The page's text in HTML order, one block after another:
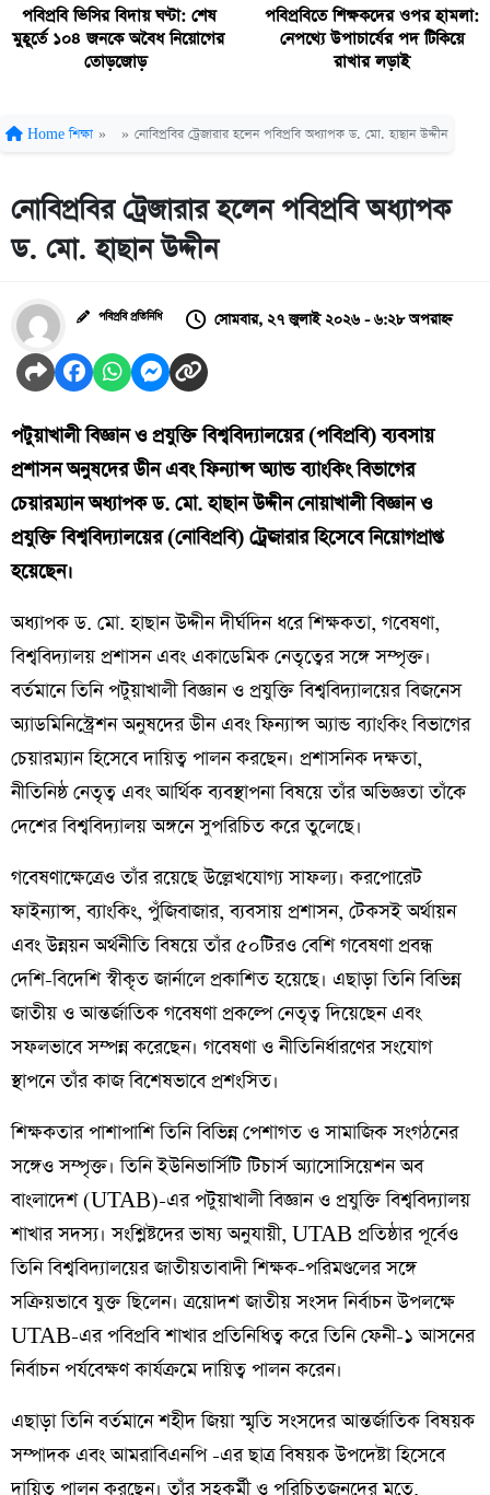
পবিপ্রবি ভিসির বিদায় ঘণ্টা: শেষ
মুহূর্তে ১০৪ জনকে অবৈধ নিয়োগের
তোড়জোড়
পবিপ্রবিতে শিক্ষকদের ওপর হামলা:
নেপথ্যে উপাচার্যের পদ টিকিয়ে
রাখার লড়াই
Home শিক্ষা » » নোবিপ্রবির ট্রেজারার হলেন পবিপ্রবি অধ্যাপক ড. মো. হাছান উদ্দীন
নোবিপ্রবির ট্রেজারার হলেন পবিপ্রবি অধ্যাপক
ড. মো. হাছান উদ্দীন
পবিপ্রবি প্রতিনিধি সোমবার, ২৭ জুলাই ২০২৬ - ৬:২৮ অপরাহ্ন
পটুয়াখালী বিজ্ঞান ও প্রযুক্তি বিশ্ববিদ্যালয়ের (পবিপ্রবি) ব্যবসায়
প্রশাসন অনুষদের ডীন এবং ফিন্যান্স অ্যান্ড ব্যাংকিং বিভাগের
চেয়ারম্যান অধ্যাপক ড. মো. হাছান উদ্দীন নোয়াখালী বিজ্ঞান ও
প্রযুক্তি বিশ্ববিদ্যালয়ের (নোবিপ্রবি) ট্রেজারার হিসেবে নিয়োগপ্রাপ্ত
হয়েছেন।
অধ্যাপক ড. মো. হাছান উদ্দীন দীর্ঘদিন ধরে শিক্ষকতা, গবেষণা,
বিশ্ববিদ্যালয় প্রশাসন এবং একাডেমিক নেতৃত্বের সঙ্গে সম্পৃক্ত।
বর্তমানে তিনি পটুয়াখালী বিজ্ঞান ও প্রযুক্তি বিশ্ববিদ্যালয়ের বিজনেস
অ্যাডমিনিস্ট্রেশন অনুষদের ডীন এবং ফিন্যান্স অ্যান্ড ব্যাংকিং বিভাগের
চেয়ারম্যান হিসেবে দায়িত্ব পালন করছেন। প্রশাসনিক দক্ষতা,
নীতিনিষ্ঠ নেতৃত্ব এবং আর্থিক ব্যবস্থাপনা বিষয়ে তাঁর অভিজ্ঞতা তাঁকে
দেশের বিশ্ববিদ্যালয় অঙ্গনে সুপরিচিত করে তুলেছে।
গবেষণাক্ষেত্রেও তাঁর রয়েছে উল্লেখযোগ্য সাফল্য। করপোরেট
ফাইন্যান্স, ব্যাংকিং, পুঁজিবাজার, ব্যবসায় প্রশাসন, টেকসই অর্থায়ন
এবং উন্নয়ন অর্থনীতি বিষয়ে তাঁর ৫০টিরও বেশি গবেষণা প্রবন্ধ
দেশি-বিদেশি স্বীকৃত জার্নালে প্রকাশিত হয়েছে। এছাড়া তিনি বিভিন্ন
জাতীয় ও আন্তর্জাতিক গবেষণা প্রকল্পে নেতৃত্ব দিয়েছেন এবং
সফলভাবে সম্পন্ন করেছেন। গবেষণা ও নীতিনির্ধারণের সংযোগ
স্থাপনে তাঁর কাজ বিশেষভাবে প্রশংসিত।
শিক্ষকতার পাশাপাশি তিনি বিভিন্ন পেশাগত ও সামাজিক সংগঠনের
সঙ্গেও সম্পৃক্ত। তিনি ইউনিভার্সিটি টিচার্স অ্যাসোসিয়েশন অব
বাংলাদেশ (UTAB)-এর পটুয়াখালী বিজ্ঞান ও প্রযুক্তি বিশ্ববিদ্যালয়
শাখার সদস্য। সংশ্লিষ্টদের ভাষ্য অনুযায়ী, UTAB প্রতিষ্ঠার পূর্বেও
তিনি বিশ্ববিদ্যালয়ের জাতীয়তাবাদী শিক্ষক-পরিমণ্ডলের সঙ্গে
সক্রিয়ভাবে যুক্ত ছিলেন। ত্রয়োদশ জাতীয় সংসদ নির্বাচন উপলক্ষে
UTAB-এর পবিপ্রবি শাখার প্রতিনিধিত্ব করে তিনি ফেনী-১ আসনের
নির্বাচন পর্যবেক্ষণ কার্যক্রমে দায়িত্ব পালন করেন।
এছাড়া তিনি বর্তমানে শহীদ জিয়া স্মৃতি সংসদের আন্তর্জাতিক বিষয়ক
সম্পাদক এবং আমরাবিএনপি -এর ছাত্র বিষয়ক উপদেষ্টা হিসেবে
দায়িত্ব পালন করছেন। তাঁর সহকর্মী ও পরিচিতজনদের মতে,